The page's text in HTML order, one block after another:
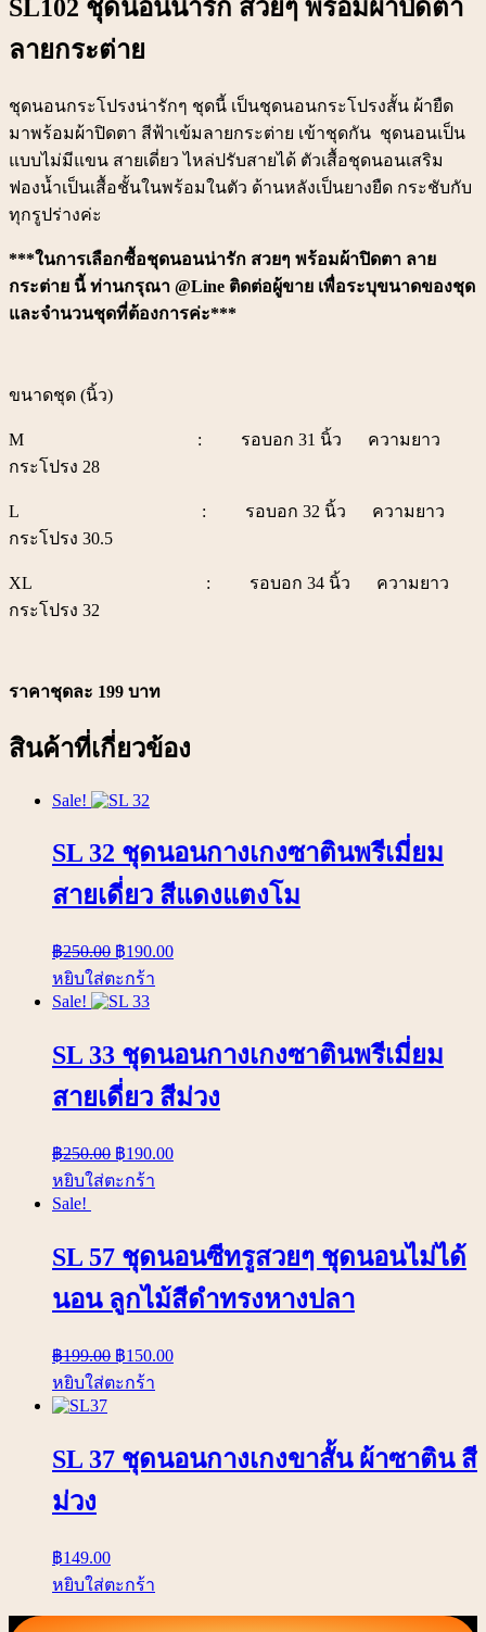
SL102 ชุดนอนน่ารัก สวยๆ พร้อมผ้าปิดตา
ลายกระต่าย
ชุดนอนกระโปรงน่ารักๆ ชุดนี้ เป็นชุดนอนกระโปรงสั้น ผ้ายืด
มาพร้อมผ้าปิดตา สีฟ้าเข้มลายกระต่าย เข้าชุดกัน ชุดนอนเป็น
แบบไม่มีแขน สายเดี่ยว ไหล่ปรับสายได้ ตัวเสื้อชุดนอนเสริม
ฟองน้ำเป็นเสื้อชั้นในพร้อมในตัว ด้านหลังเป็นยางยืด กระชับกับ
ทุกรูปร่างค่ะ
***ในการเลือกซื้อชุดนอนน่ารัก สวยๆ พร้อมผ้าปิดตา ลาย
กระต่าย นี้ ท่านกรุณา @Line ติดต่อผู้ขาย เพื่อระบุขนาดของชุด
และจำนวนชุดที่ต้องการค่ะ***
ขนาดชุด (นิ้ว)
M : รอบอก 31 นิ้ว ความยาว
กระโปรง 28
L : รอบอก 32 นิ้ว ความยาว
กระโปรง 30.5
XL : รอบอก 34 นิ้ว ความยาว
กระโปรง 32
ราคาชุดละ 199 บาท
สินค้าที่เกี่ยวข้อง
Sale!
SL 32 ชุดนอนกางเกงซาตินพรีเมี่ยม
สายเดี่ยว สีแดงแตงโม
฿250.00 ฿190.00
หยิบใส่ตะกร้า
Sale!
SL 33 ชุดนอนกางเกงซาตินพรีเมี่ยม
สายเดี่ยว สีม่วง
฿250.00 ฿190.00
หยิบใส่ตะกร้า
Sale!
SL 57 ชุดนอนซีทรูสวยๆ ชุดนอนไม่ได้
นอน ลูกไม้สีดำทรงหางปลา
฿199.00 ฿150.00
หยิบใส่ตะกร้า
SL 37 ชุดนอนกางเกงขาสั้น ผ้าซาติน สี
ม่วง
฿149.00
หยิบใส่ตะกร้า